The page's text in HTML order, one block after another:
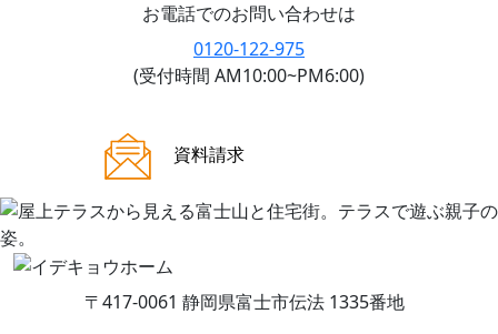
お電話でのお問い合わせは
0120-122-975
(受付時間 AM10:00~PM6:00)
資料請求
〒417-0061 静岡県富士市伝法 1335番地